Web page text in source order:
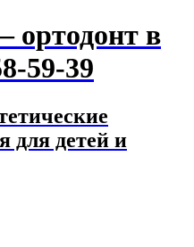
ортодонт в
59-39
для детей и